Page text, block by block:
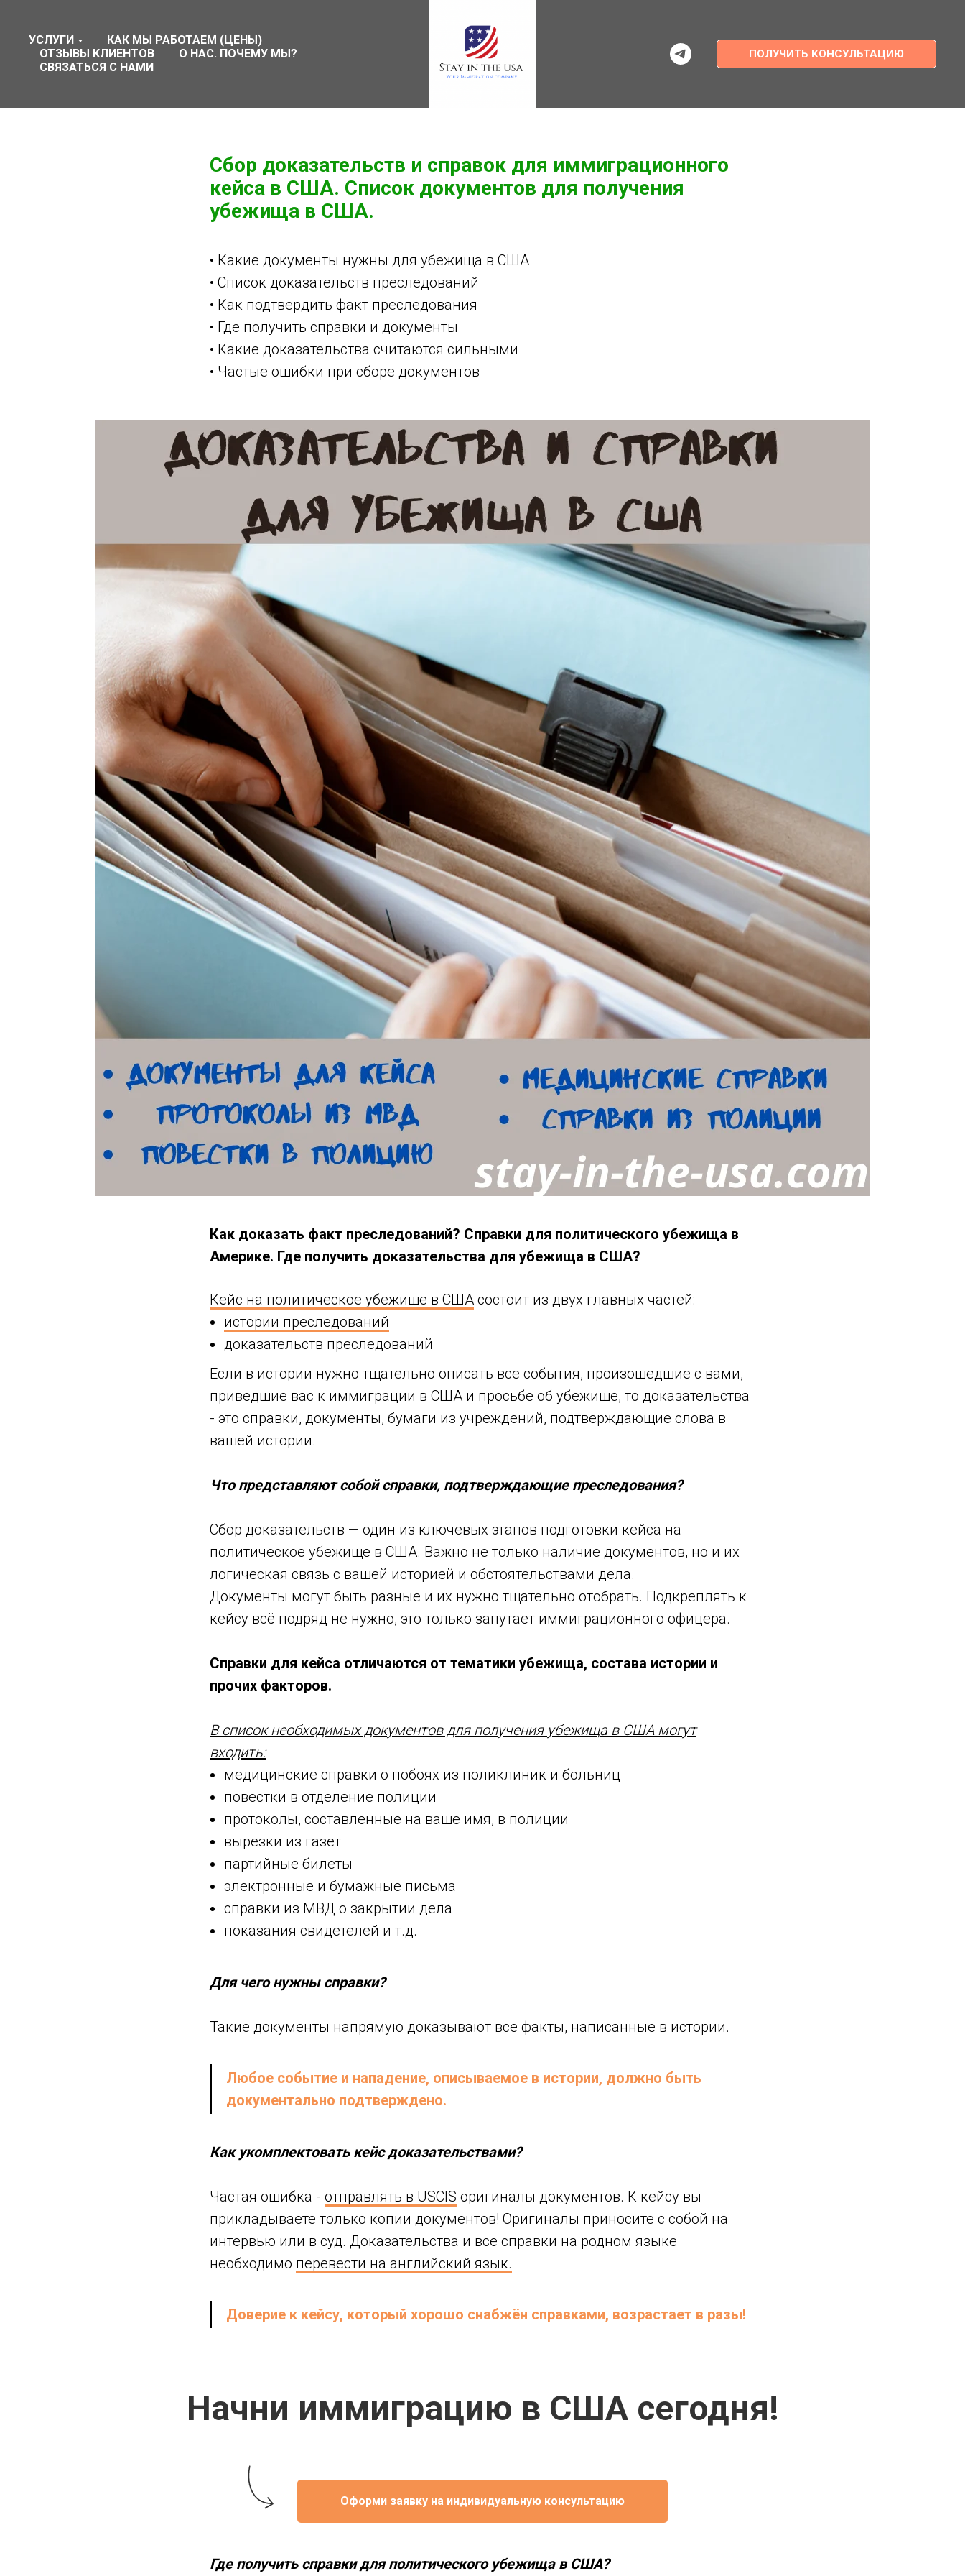
УСЛУГИ
КАК МЫ РАБОТАЕМ (ЦЕНЫ)
ОТЗЫВЫ КЛИЕНТОВ
О НАС. ПОЧЕМУ МЫ?
СВЯЗАТЬСЯ С НАМИ
ПОЛУЧИТЬ КОНСУЛЬТАЦИЮ
Сбор доказательств и справок для иммиграционного
кейса в США. Список документов для получения
убежища в США.
• Какие документы нужны для убежища в США
• Список доказательств преследований
• Как подтвердить факт преследования
• Где получить справки и документы
• Какие доказательства считаются сильными
• Частые ошибки при сборе документов
Как доказать факт преследований? Справки для политического убежища в
Америке. Где получить доказательства для убежища в США?
Кейс на политическое убежище в США состоит из двух главных частей:
истории преследований
доказательств преследований
Если в истории нужно тщательно описать все события, произошедшие с вами,
приведшие вас к иммиграции в США и просьбе об убежище, то доказательства
- это справки, документы, бумаги из учреждений, подтверждающие слова в
вашей истории.
Что представляют собой справки, подтверждающие преследования?
Сбор доказательств — один из ключевых этапов подготовки кейса на
политическое убежище в США. Важно не только наличие документов, но и их
логическая связь с вашей историей и обстоятельствами дела.
Документы могут быть разные и их нужно тщательно отобрать. Подкреплять к
кейсу всё подряд не нужно, это только запутает иммиграционного офицера.
Справки для кейса отличаются от тематики убежища, состава истории и
прочих факторов.
В список необходимых документов для получения убежища в США могут
входить:
медицинские справки о побоях из поликлиник и больниц
повестки в отделение полиции
протоколы, составленные на ваше имя, в полиции
вырезки из газет
партийные билеты
электронные и бумажные письма
справки из МВД о закрытии дела
показания свидетелей и т.д.
Для чего нужны справки?
Такие документы напрямую доказывают все факты, написанные в истории.
Любое событие и нападение, описываемое в истории, должно быть
документально подтверждено.
Как укомплектовать кейс доказательствами?
Частая ошибка - отправлять в USCIS оригиналы документов. К кейсу вы
прикладываете только копии документов! Оригиналы приносите с собой на
интервью или в суд. Доказательства и все справки на родном языке
необходимо перевести на английский язык.
Доверие к кейсу, который хорошо снабжён справками, возрастает в разы!
Начни иммиграцию в США сегодня!
Оформи заявку на индивидуальную консультацию
Где получить справки для политического убежища в США?